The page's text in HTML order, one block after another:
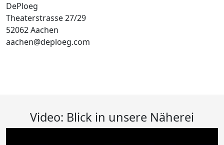
DePloeg
Theaterstrasse 27/29
52062 Aachen
aachen@deploeg.com
Video: Blick in unsere Näherei